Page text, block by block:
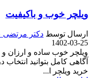
ویلچر خوب و باکیفیت
ارسال توسط دکتر
1402-03-25
ویلچر خوب ساده و ارزان و
آگاهی کامل بتوانید
خرید ویلچر ا...